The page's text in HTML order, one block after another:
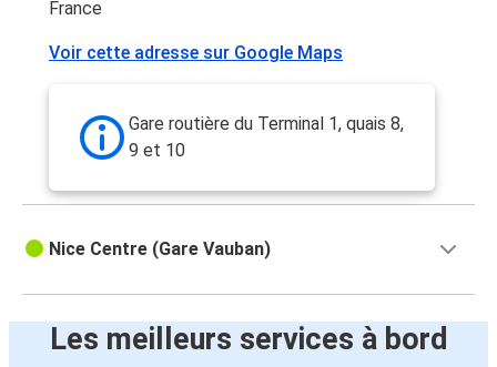
Barcelone
Barcelone
Nice
Nice
France
Voir cette adresse sur Google Maps
Gare routière du Terminal 1, quais 8,
9 et 10
Nice Centre (Gare Vauban)
Les meilleurs services à bord